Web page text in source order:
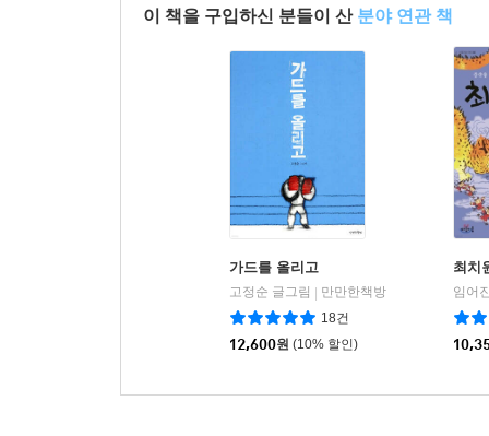
이 책을 구입하신 분들이 산 분야 연관 책
가드를 올리고
고정순 글그림
만만한책방
18건
12,600원 (10% 할인)
최치
임어